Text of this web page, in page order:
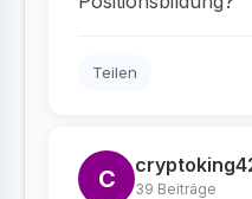
Teilen
C 39 Beiträge